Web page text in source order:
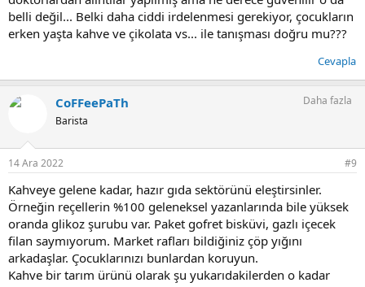
belli değil... Belki daha ciddi irdelenmesi gerekiyor, çocukların
erken yaşta kahve ve çikolata vs... ile tanışması doğru mu???
Cevapla
CoFFeePaTh
Barista
Daha fazla
14 Ara 2022 #9
Kahveye gelene kadar, hazır gıda sektörünü eleştirsinler.
Örneğin reçellerin %100 geleneksel yazanlarında bile yüksek
oranda glikoz şurubu var. Paket gofret bisküvi, gazlı içecek
filan saymıyorum. Market rafları bildiğiniz çöp yığını
arkadaşlar. Çocuklarınızı bunlardan koruyun.
Kahve bir tarım ürünü olarak şu yukarıdakilerden o kadar